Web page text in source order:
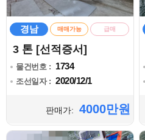
경남 매매가능 급매
3 톤 [선적증서]
물건번호 : 1734
조선일자 : 2020/12/1
판매가: 4000만원